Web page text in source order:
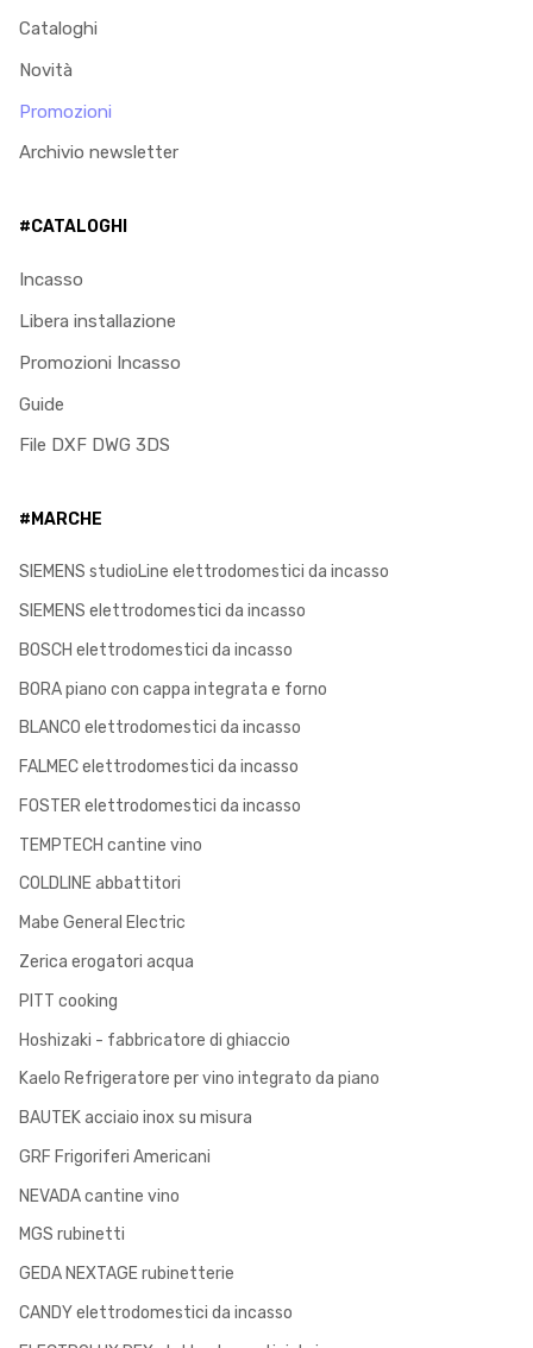
Cataloghi
Novità
Promozioni
Archivio newsletter
#CATALOGHI
Incasso
Libera installazione
Promozioni Incasso
Guide
File DXF DWG 3DS
#MARCHE
SIEMENS studioLine elettrodomestici da incasso
SIEMENS elettrodomestici da incasso
BOSCH elettrodomestici da incasso
BORA piano con cappa integrata e forno
BLANCO elettrodomestici da incasso
FALMEC elettrodomestici da incasso
FOSTER elettrodomestici da incasso
TEMPTECH cantine vino
COLDLINE abbattitori
Mabe General Electric
Zerica erogatori acqua
PITT cooking
Hoshizaki - fabbricatore di ghiaccio
Kaelo Refrigeratore per vino integrato da piano
BAUTEK acciaio inox su misura
GRF Frigoriferi Americani
NEVADA cantine vino
MGS rubinetti
GEDA NEXTAGE rubinetterie
CANDY elettrodomestici da incasso